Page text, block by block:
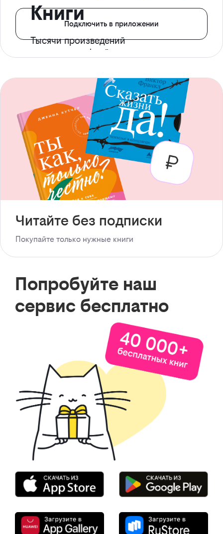
Книги
Тысячи произведений
с доступом офлайн
Подключить в приложении
Читайте без подписки
Покупайте только нужные книги
Попробуйте наш
сервис бесплатно